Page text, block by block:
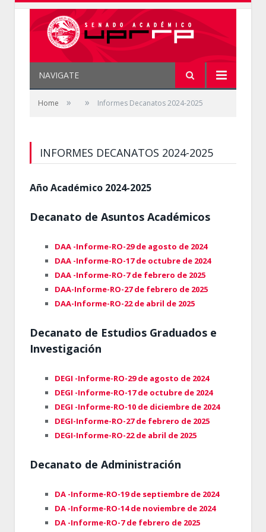
NAVIGATE
Home » » Informes Decanatos 2024-2025
INFORMES DECANATOS 2024-2025
Año Académico 2024-2025
Decanato de Asuntos Académicos
DAA -Informe-RO-29 de agosto de 2024
DAA -Informe-RO-17 de octubre de 2024
DAA -Informe-RO-7 de febrero de 2025
DAA-Informe-RO-27 de febrero de 2025
DAA-Informe-RO-22 de abril de 2025
Decanato de Estudios Graduados e
Investigación
DEGI -Informe-RO-29 de agosto de 2024
DEGI -Informe-RO-17 de octubre de 2024
DEGI -Informe-RO-10 de diciembre de 2024
DEGI-Informe-RO-27 de febrero de 2025
DEGI-Informe-RO-22 de abril de 2025
Decanato de Administración
DA -Informe-RO-19 de septiembre de 2024
DA -Informe-RO-14 de noviembre de 2024
DA -Informe-RO-7 de febrero de 2025